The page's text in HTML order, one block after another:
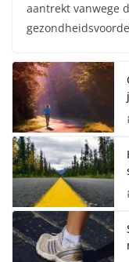
aantrekt vanwege